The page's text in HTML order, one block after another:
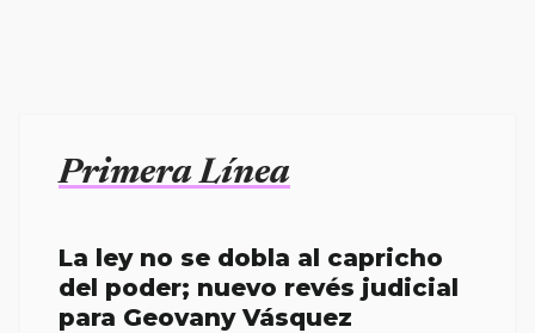
Primera Línea
La ley no se dobla al capricho
del poder; nuevo revés judicial
para Geovany Vásquez